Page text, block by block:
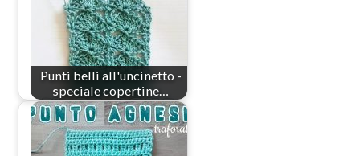
Punti belli all'uncinetto -
speciale copertine…